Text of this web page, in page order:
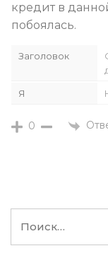
кредит в
побоялась.
Заголовок
Я
0